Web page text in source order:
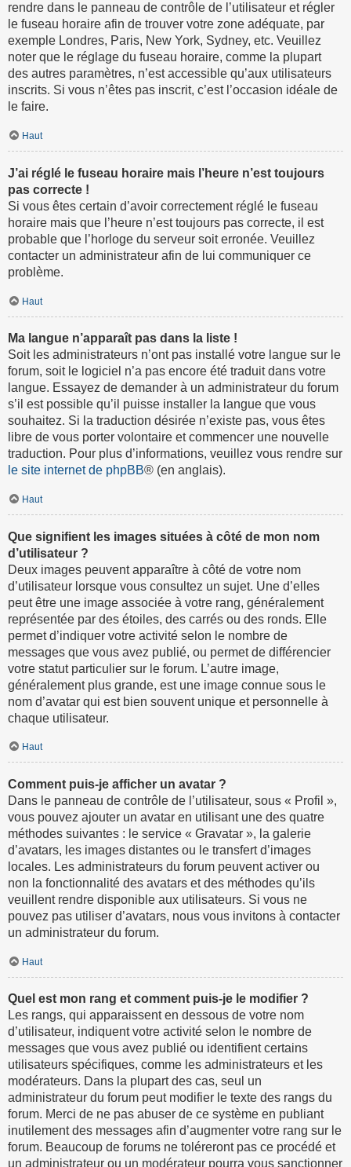
rendre dans le panneau de contrôle de l’utilisateur et régler
le fuseau horaire afin de trouver votre zone adéquate, par
exemple Londres, Paris, New York, Sydney, etc. Veuillez
noter que le réglage du fuseau horaire, comme la plupart
des autres paramètres, n’est accessible qu’aux utilisateurs
inscrits. Si vous n’êtes pas inscrit, c’est l’occasion idéale de
le faire.
Haut
J’ai réglé le fuseau horaire mais l’heure n’est toujours
pas correcte !
Si vous êtes certain d’avoir correctement réglé le fuseau
horaire mais que l’heure n’est toujours pas correcte, il est
probable que l’horloge du serveur soit erronée. Veuillez
contacter un administrateur afin de lui communiquer ce
problème.
Haut
Ma langue n’apparaît pas dans la liste !
Soit les administrateurs n’ont pas installé votre langue sur le
forum, soit le logiciel n’a pas encore été traduit dans votre
langue. Essayez de demander à un administrateur du forum
s’il est possible qu’il puisse installer la langue que vous
souhaitez. Si la traduction désirée n’existe pas, vous êtes
libre de vous porter volontaire et commencer une nouvelle
traduction. Pour plus d’informations, veuillez vous rendre sur
le site internet de phpBB® (en anglais).
Haut
Que signifient les images situées à côté de mon nom
d’utilisateur ?
Deux images peuvent apparaître à côté de votre nom
d’utilisateur lorsque vous consultez un sujet. Une d’elles
peut être une image associée à votre rang, généralement
représentée par des étoiles, des carrés ou des ronds. Elle
permet d’indiquer votre activité selon le nombre de
messages que vous avez publié, ou permet de différencier
votre statut particulier sur le forum. L’autre image,
généralement plus grande, est une image connue sous le
nom d’avatar qui est bien souvent unique et personnelle à
chaque utilisateur.
Haut
Comment puis-je afficher un avatar ?
Dans le panneau de contrôle de l’utilisateur, sous « Profil »,
vous pouvez ajouter un avatar en utilisant une des quatre
méthodes suivantes : le service « Gravatar », la galerie
d’avatars, les images distantes ou le transfert d’images
locales. Les administrateurs du forum peuvent activer ou
non la fonctionnalité des avatars et des méthodes qu’ils
veuillent rendre disponible aux utilisateurs. Si vous ne
pouvez pas utiliser d’avatars, nous vous invitons à contacter
un administrateur du forum.
Haut
Quel est mon rang et comment puis-je le modifier ?
Les rangs, qui apparaissent en dessous de votre nom
d’utilisateur, indiquent votre activité selon le nombre de
messages que vous avez publié ou identifient certains
utilisateurs spécifiques, comme les administrateurs et les
modérateurs. Dans la plupart des cas, seul un
administrateur du forum peut modifier le texte des rangs du
forum. Merci de ne pas abuser de ce système en publiant
inutilement des messages afin d’augmenter votre rang sur le
forum. Beaucoup de forums ne toléreront pas ce procédé et
un administrateur ou un modérateur pourra vous sanctionner